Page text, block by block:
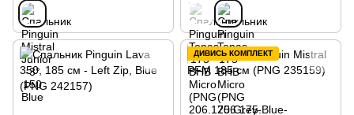
ДИВИСЬ КОМПЛЕКТ